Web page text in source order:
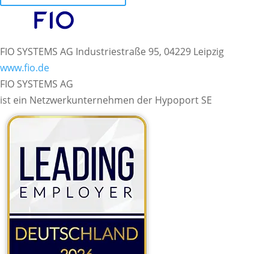
FIO SYSTEMS AG Industriestraße 95, 04229 Leipzig
www.fio.de
FIO SYSTEMS AG
ist ein Netzwerkunternehmen der Hypoport SE